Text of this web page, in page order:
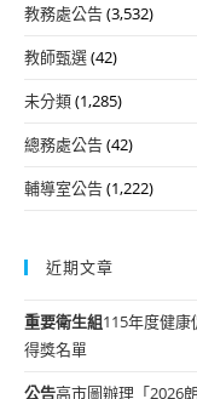
教務處公告(3,532)
教師甄選(42)
未分類(1,285)
總務處公告(42)
輔導室公告(1,222)
近期文章
重要衛生組115年度健
得獎名單
公告高市圖辦理「2026